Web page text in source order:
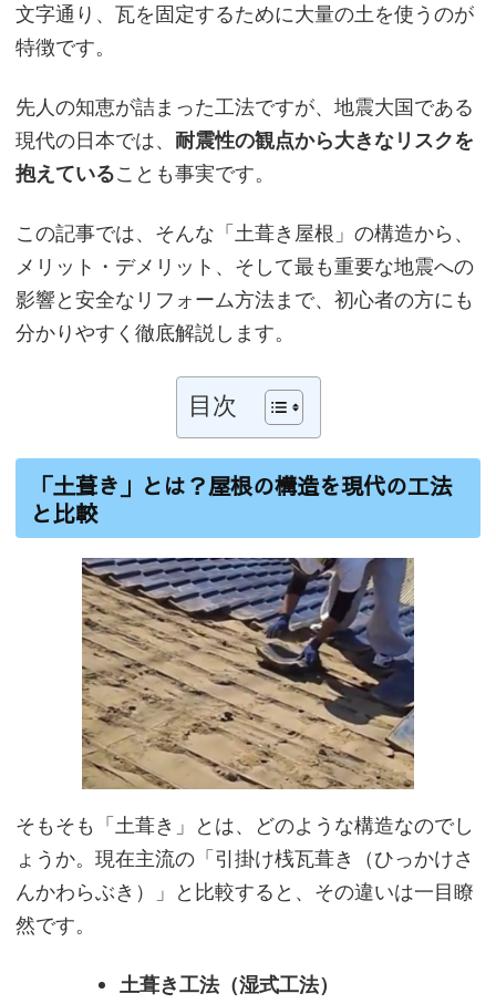
文字通り、瓦を固定するために大量の土を使うのが
特徴です。
先人の知恵が詰まった工法ですが、地震大国である
現代の日本では、 耐震性の観点から大きなリスクを
抱えていることも事実です。
この記事では、そんな「土葺き屋根」の構造から、
メリット・デメリット、そして最も重要な地震への
影響と安全なリフォーム方法まで、初心者の方にも
分かりやすく徹底解説します。
目次
「土葺き」とは？屋根の構造を現代の工法
と比較
そもそも「土葺き」とは、どのような構造なのでし
ょうか。現在主流の「引掛け桟瓦葺き（ひっかけさ
んかわらぶき）」と比較すると、その違いは一目瞭
然です。
土葺き工法（湿式工法）